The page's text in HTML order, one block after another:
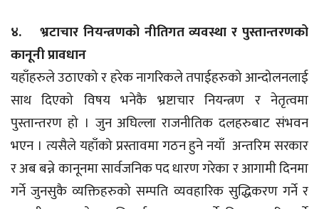
४. भ्रटाचार नियन्त्रणको नीतिगत व्यवस्था र पुस्तान्तरणको
कानूनी प्रावधान
यहाँहरुले उठाएको र हरेक नागरिकले तपाईहरुको आन्दोलनलाई
साथ दिएको विषय भनेकै भ्रष्टाचार नियन्त्रण र नेतृत्वमा
पुस्तान्तरण हो । जुन अघिल्ला राजनीतिक दलहरुबाट संभवन
भएन । त्यसैले यहाँको प्रस्तावमा गठन हुने नयाँ अन्तरिम सरकार
र अब बन्ने कानूनमा सार्वजनिक पद धारण गरेका र आगामी दिनमा
गर्ने जुनसुकै व्यक्तिहरुको सम्पति व्यवहारिक सुद्धिकरण गर्ने र